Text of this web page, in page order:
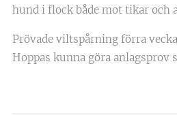
hund i flock både mot tikar och
Prövade viltspårning förra
Hoppas kunna göra anlagsprov